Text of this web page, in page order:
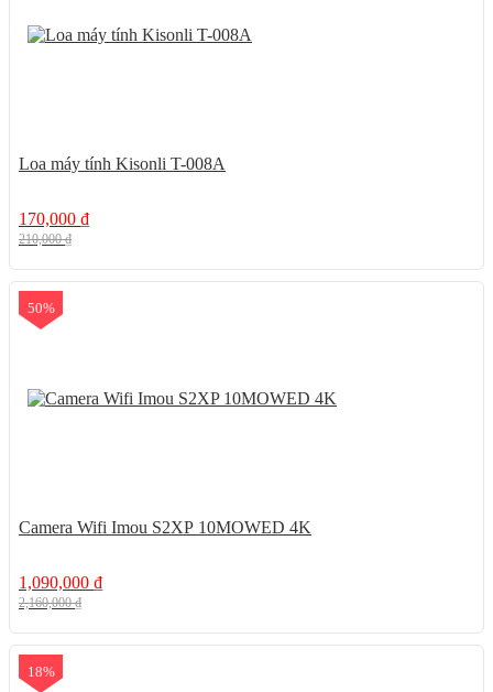
Loa máy tính Kisonli T-008A
170,000 ₫
210,000₫
50%
Camera Wifi Imou S2XP 10MOWED 4K
1,090,000 ₫
2,160,000₫
18%